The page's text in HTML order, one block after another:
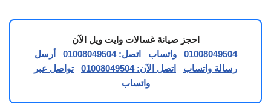
احجز صيانة غسالات وايت ويل الآن
01008049504
واتساب اتصل: 01008049504
أرسل
رسالة واتساب
اتصل الآن: 01008049504
تواصل عبر
واتساب